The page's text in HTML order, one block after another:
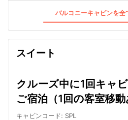
バルコニーキャビンを全
スイート
クルーズ中に1回キャ
ご宿泊（1回の客室移動
キャビンコード: SPL